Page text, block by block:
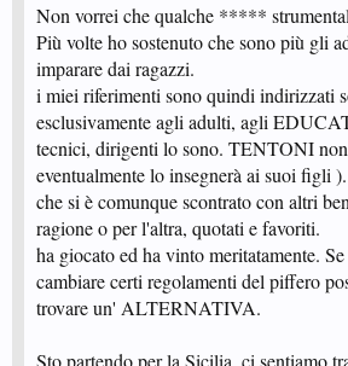
Non vorrei che qualche *****
Più volte ho sostenuto che sono più gli
imparare dai ragazzi.
i miei riferimenti sono quindi indirizzati
esclusivamente agli adulti, agli
tecnici, dirigenti lo sono. TENTONI non
eventualmente lo insegnerà ai suoi figli
che si è comunque scontrato con altri
ragione o per l'altra, quotati e favoriti.
ha giocato ed ha vinto meritatamente.
cambiare certi regolamenti del piffero
trovare un' ALTERNATIVA.
Sto partendo per la Sicilia, ci sentiamo